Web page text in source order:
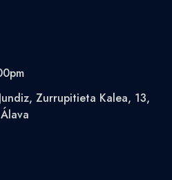
Zurrupitieta Kalea, 13,